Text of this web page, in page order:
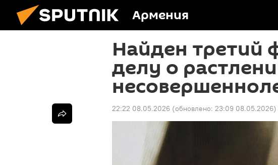
Армения
Найден третий
делу о
22:22 08.05.2026 (обновлено: 23:09 08.05.2026)